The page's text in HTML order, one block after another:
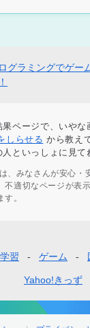
グラミングでゲー
果ページで、いやな
しらせる から教え
人といっしょに見て
、みなさんが安心・
不適切なページが表
。
学習 ゲーム
Yahoo!きっず